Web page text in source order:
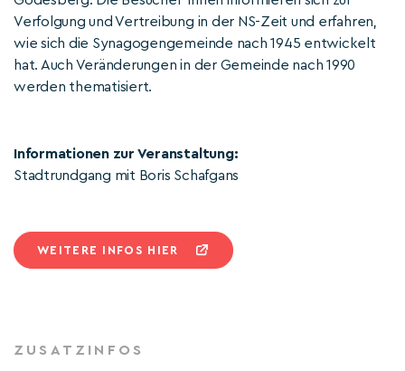
Verfolgung und Vertreibung in der NS-Zeit und erfahren,
wie sich die Synagogengemeinde nach 1945 entwickelt
hat. Auch Veränderungen in der Gemeinde nach 1990
werden thematisiert.
Informationen zur Veranstaltung:
Stadtrundgang mit Boris Schafgans
WEITERE INFOS HIER
ZUSATZINFOS